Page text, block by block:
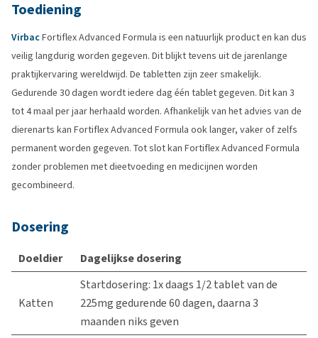
Toediening
VirbacFortiflex Advanced Formula is een natuurlijk product en kan dus
veilig langdurig worden gegeven. Dit blijkt tevens uit de jarenlange
praktijkervaring wereldwijd. De tabletten zijn zeer smakelijk.
Gedurende 30 dagen wordt iedere dag één tablet gegeven. Dit kan 3
tot 4 maal per jaar herhaald worden. Afhankelijk van het advies van de
dierenarts kan Fortiflex Advanced Formula ook langer, vaker of zelfs
permanent worden gegeven. Tot slot kan Fortiflex Advanced Formula
zonder problemen met dieetvoeding en medicijnen worden
gecombineerd.
Dosering
Doeldier Dagelijkse dosering
Katten
Startdosering: 1x daags 1/2 tablet van de
225mg gedurende 60 dagen, daarna 3
maanden niks geven